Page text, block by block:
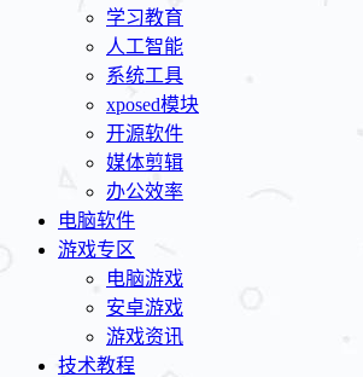
学习教育
人工智能
系统工具
xposed模块
开源软件
媒体剪辑
办公效率
电脑软件
游戏专区
电脑游戏
安卓游戏
游戏资讯
技术教程